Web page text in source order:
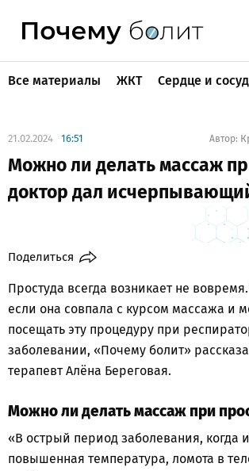
Все материалы ЖКТ Сердце и
21.02.2024 16:51 Автор:
Можно ли делать массаж
доктор дал
Поделиться
Простуда всегда возникает не
если она совпала с курсом массажа и
посещать эту процедуру при
заболевании, «Почему болит»
терапевт Алёна Береговая.
Можно ли делать массаж при
«В острый период заболевания, когда
повышенная температура, ломота в